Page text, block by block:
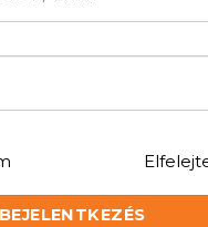
BEJELENTKEZÉS